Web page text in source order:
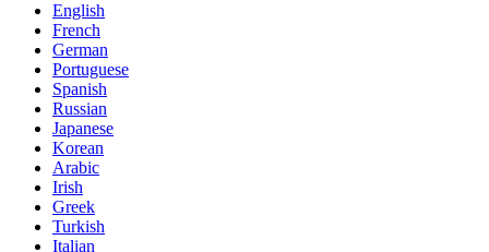
English
French
German
Portuguese
Spanish
Russian
Japanese
Korean
Arabic
Irish
Greek
Turkish
Italian